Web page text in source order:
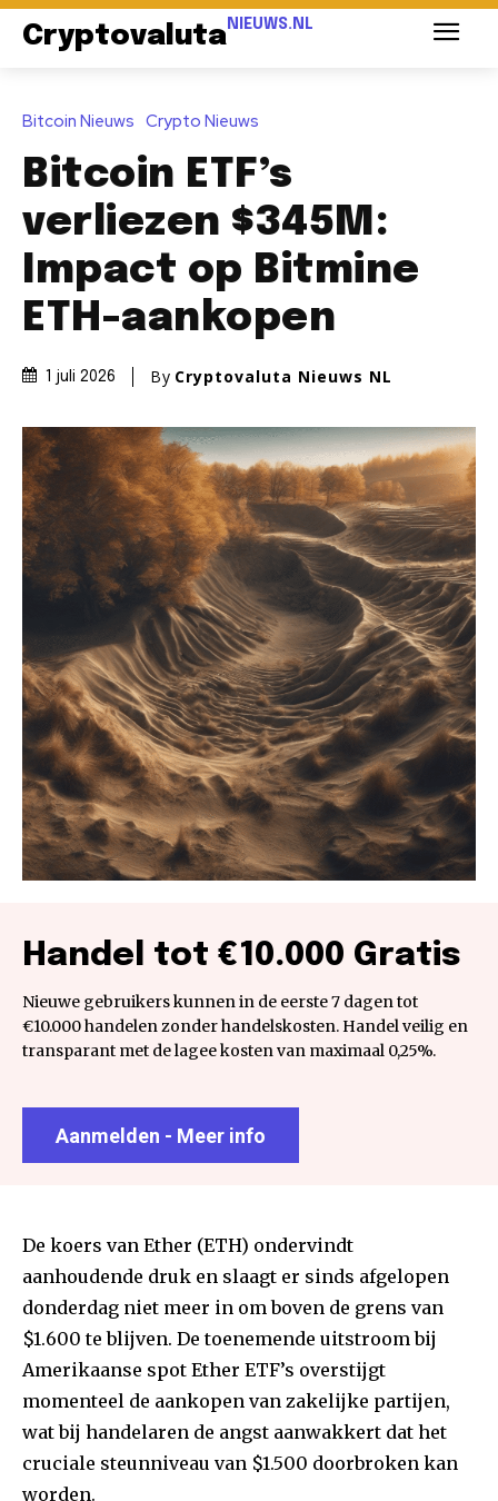
Cryptovaluta NIEUWS.NL
Bitcoin Nieuws Crypto Nieuws
Bitcoin ETF’s
verliezen $345M:
Impact op Bitmine
ETH-aankopen
1 juli 2026 By Cryptovaluta Nieuws NL
Handel tot €10.000 Gratis
Nieuwe gebruikers kunnen in de eerste 7 dagen tot
€10.000 handelen zonder handelskosten. Handel veilig en
transparant met de lagee kosten van maximaal 0,25%.
Aanmelden - Meer info
De koers van Ether (ETH) ondervindt
aanhoudende druk en slaagt er sinds afgelopen
donderdag niet meer in om boven de grens van
$1.600 te blijven. De toenemende uitstroom bij
Amerikaanse spot Ether ETF’s overstijgt
momenteel de aankopen van zakelijke partijen,
wat bij handelaren de angst aanwakkert dat het
cruciale steunniveau van $1.500 doorbroken kan
worden.